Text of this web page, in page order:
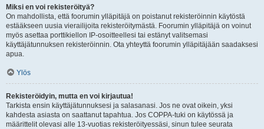
Miksi en voi rekisteröityä?
On mahdollista, että foorumin ylläpitäjä on poistanut rekisteröinnin käytöstä
estääkseen uusia vierailijoita rekisteröitymästä. Foorumin ylläpitäjä on voinut
myös asettaa porttikiellon IP-osoitteellesi tai estänyt valitsemasi
käyttäjätunnuksen rekisteröinnin. Ota yhteyttä foorumin ylläpitäjään saadaksesi
apua.
Ylös
Rekisteröidyin, mutta en voi kirjautua!
Tarkista ensin käyttäjätunnuksesi ja salasanasi. Jos ne ovat oikein, yksi
kahdesta asiasta on saattanut tapahtua. Jos COPPA-tuki on käytössä ja
määrittelit olevasi alle 13-vuotias rekisteröityessäsi, sinun tulee seurata